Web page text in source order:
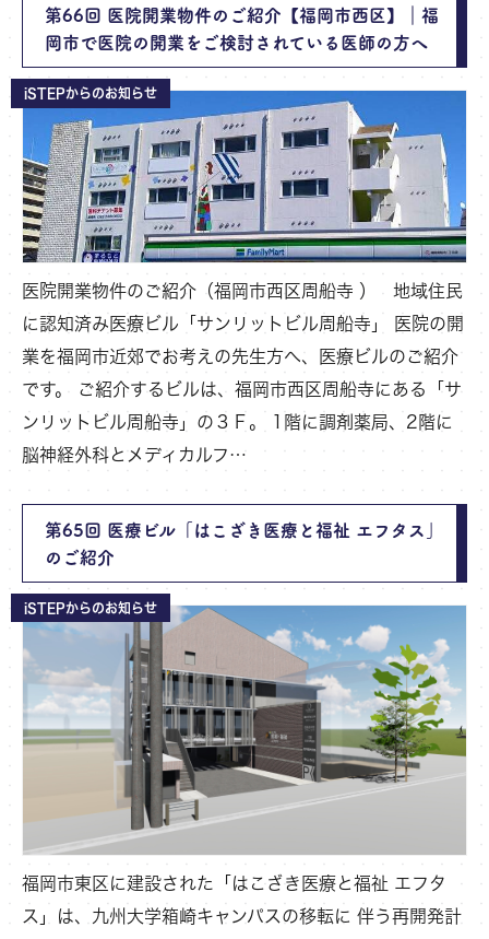
第66回 医院開業物件のご紹介【福岡市西区】｜福
岡市で医院の開業をご検討されている医師の方へ
iSTEPからのお知らせ
医院開業物件のご紹介（福岡市西区周船寺 ） 地域住民
に認知済み医療ビル「サンリットビル周船寺」 医院の開
業を福岡市近郊でお考えの先生方へ、医療ビルのご紹介
です。 ご紹介するビルは、福岡市西区周船寺にある「サ
ンリットビル周船寺」の３Ｆ。 1階に調剤薬局、2階に
脳神経外科とメディカルフ…
第65回 医療ビル「はこざき医療と福祉 エフタス」
のご紹介
iSTEPからのお知らせ
福岡市東区に建設された「はこざき医療と福祉 エフタ
ス」は、九州大学箱崎キャンパスの移転に 伴う再開発計